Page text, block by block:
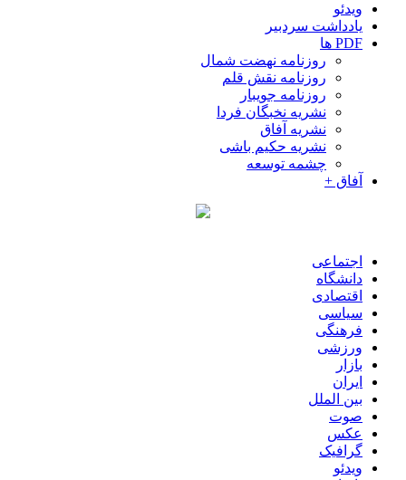
ویدئو
یادداشت سردبیر
PDF ها
روزنامه نهضت شمال
روزنامه نقش قلم
روزنامه جویبار
نشریه نخبگان فردا
نشریه آفاق
نشریه حکیم باشی
چشمه توسعه
آفاق +
اجتماعی
دانشگاه
اقتصادی
سیاسی
فرهنگی
ورزشی
بازار
ایران
بین الملل
صوت
عکس
گرافیک
ویدئو